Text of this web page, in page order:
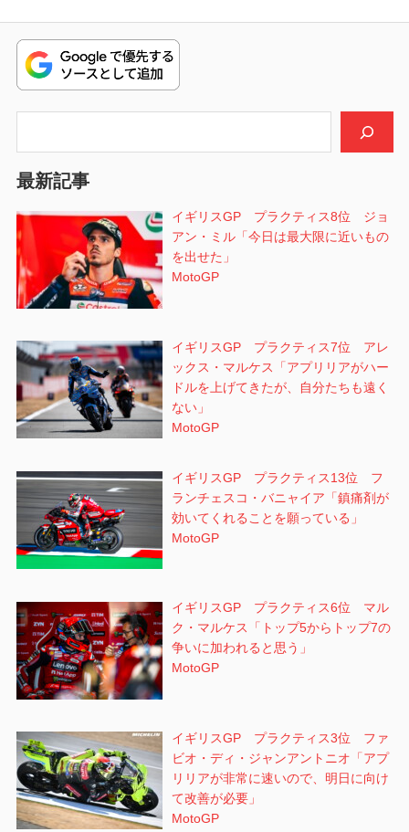
ビ
ゲ
ー
ン
稿:
最新記事
イギリスGP プラクティス8位 ジョ
アン・ミル「今日は最大限に近いもの
を出せた」
MotoGP
イギリスGP プラクティス7位 アレ
ックス・マルケス「アプリリアがハー
ドルを上げてきたが、自分たちも遠く
ない」
MotoGP
イギリスGP プラクティス13位 フ
ランチェスコ・バニャイア「鎮痛剤が
効いてくれることを願っている」
MotoGP
イギリスGP プラクティス6位 マル
ク・マルケス「トップ5からトップ7の
争いに加われると思う」
MotoGP
イギリスGP プラクティス3位 ファ
ビオ・ディ・ジャンアントニオ「アプ
リリアが非常に速いので、明日に向け
て改善が必要」
MotoGP